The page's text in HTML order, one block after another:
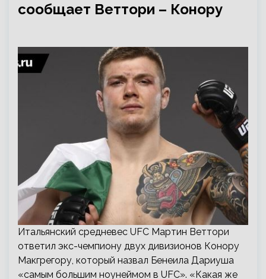
сообщает Веттори – Конору
Итальянский средневес UFC Мартин Веттори
ответил экс-чемпиону двух дивизионов Конору
Макгрегору, который назвал Бенеила Дариуша
«самым большим ноунеймом в UFC». «Какая же